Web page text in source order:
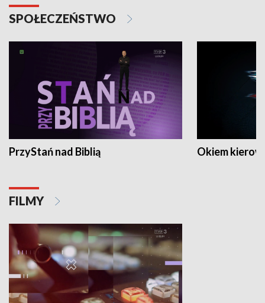
SPOŁECZEŃSTWO
PrzyStań nad Biblią Okiem
FILMY